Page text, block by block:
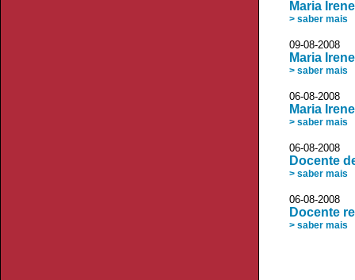
Maria
> saber mais
09-08-2008
Maria
> saber mais
06-08-
Maria
> saber mais
06-08-2008
Docente
> saber mais
06-08-2008
Docente
> saber mais